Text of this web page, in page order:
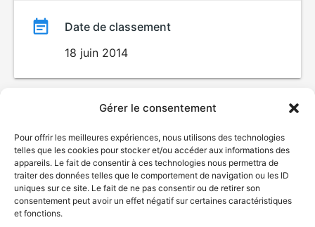
Gérer le consentement
Pour offrir les meilleures expériences, nous utilisons des technologies
telles que les cookies pour stocker et/ou accéder aux informations des
appareils. Le fait de consentir à ces technologies nous permettra de
traiter des données telles que le comportement de navigation ou les ID
uniques sur ce site. Le fait de ne pas consentir ou de retirer son
consentement peut avoir un effet négatif sur certaines caractéristiques
et fonctions.
Date de classement
18 juin 2014